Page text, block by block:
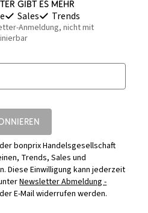
gibt es mehr
Sales Trends
Anmeldung, nicht mit
bonprix Handelsgesellschaft
Trends, Sales und
Diese Einwilligung kann jederzeit
Newsletter Abmeldung -
E-Mail widerrufen werden.